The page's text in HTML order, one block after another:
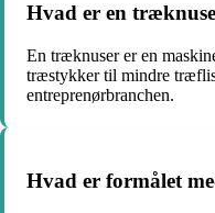
Hvad er en
En træknuser er en
træstykker til mindre
entreprenørbranchen.
Hvad er formålet